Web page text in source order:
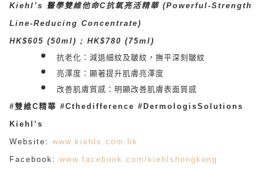
Kiehl’s 醫學雙維他命C抗氧亮活精華 (Powerful-Strength
Line-Reducing Concentrate)
HK$605 (50ml) ; HK$780 (75ml)
抗老化：減退細紋及皺紋，撫平深刻皺紋
亮澤度：顯著提升肌膚亮澤度
改善肌膚質感：明顯改善肌膚表面質感
#雙維C精華 #Cthedifference #DermologisSolutions
Kiehl’s
Website: www.kiehls.com.hk
Facebook: www.facebook.com/kiehlshongkong